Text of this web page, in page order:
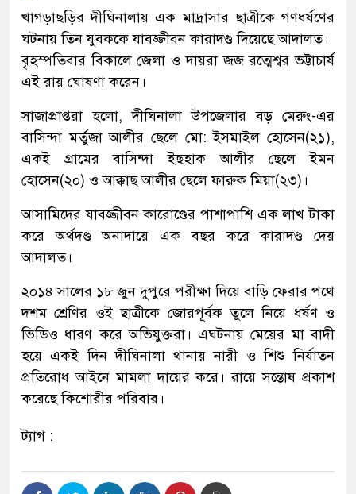
খাগড়াছড়ির দীঘিনালায় এক মাদ্রাসার ছাত্রীকে গণধর্ষণের
ঘটনায় তিন যুবককে যাবজ্জীবন কারাদণ্ড দিয়েছে আদালত।
বৃহস্পতিবার বিকালে জেলা ও দায়রা জজ রত্মেশ্বর ভট্টাচার্য
এই রায় ঘোষণা করেন।
সাজাপ্রাপ্তরা হলো, দীঘিনালা উপজেলার বড় মেরুং-এর
বাসিন্দা মর্তুজা আলীর ছেলে মো: ইসমাইল হোসেন(২১),
একই গ্রামের বাসিন্দা ইছহাক আলীর ছেলে ইমন
হোসেন(২০) ও আক্কাছ আলীর ছেলে ফারুক মিয়া(২৩)।
আসামিদের যাবজ্জীবন কারােণ্ডের পাশাপাশি এক লাখ টাকা
করে অর্থদণ্ড অনাদায়ে এক বছর করে কারাদণ্ড দেয়
আদালত।
২০১৪ সালের ১৮ জুন দুপুরে পরীক্ষা দিয়ে বাড়ি ফেরার পথে
দশম শ্রেণির ওই ছাত্রীকে জোরপূর্বক তুলে নিয়ে ধর্ষণ ও
ভিডিও ধারণ করে অভিযুক্তরা। এঘটনায় মেয়ের মা বাদী
হয়ে একই দিন দীঘিনালা থানায় নারী ও শিশু নির্যাতন
প্রতিরোধ আইনে মামলা দায়ের করে। রায়ে সন্তোষ প্রকাশ
করেছে কিশোরীর পরিবার।
ট্যাগ :